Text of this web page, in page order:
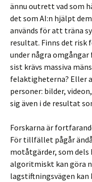
ännu outrett vad som
det som AI:n hjälpt
används för att träna
resultat. Finns det
under några
sist krävs massiva
felaktigheterna? Eller
personer: bilder,
sig även i de resultat
Forskarna är
För tillfället pågår
motåtgärder, som
algoritmiskt kan göra
lagstiftningsvägen